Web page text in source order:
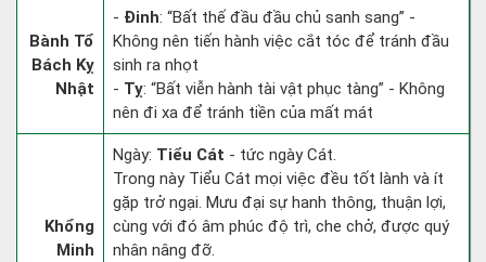
Bành Tổ
Bách Kỵ
Nhật
- Đinh: “Bất thế đầu đầu chủ sanh sang” -
Không nên tiến hành việc cắt tóc để tránh đầu
sinh ra nhọt
- Tỵ: “Bất viễn hành tài vật phục tàng” - Không
nên đi xa để tránh tiền của mất mát
Khổng
Minh
Ngày: Tiểu Cát - tức ngày Cát.
Trong này Tiểu Cát mọi việc đều tốt lành và ít
gặp trở ngại. Mưu đại sự hanh thông, thuận lợi,
cùng với đó âm phúc độ trì, che chở, được quý
nhân nâng đỡ.